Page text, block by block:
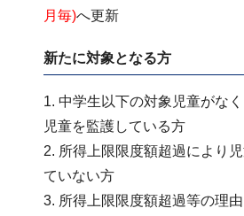
月毎)へ更新
新たに対象となる方
1. 中学生以下の対象児童がな
児童を監護している方
2. 所得上限限度額超過により
ていない方
3. 所得上限限度額超過等の理